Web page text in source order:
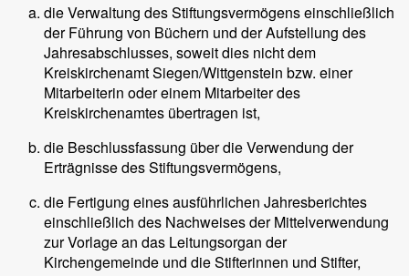
die Verwaltung des Stiftungsvermögens einschließlich
der Führung von Büchern und der Aufstellung des
Jahresabschlusses, soweit dies nicht dem
Kreiskirchenamt Siegen/Wittgenstein bzw. einer
Mitarbeiterin oder einem Mitarbeiter des
Kreiskirchenamtes übertragen ist,
die Beschlussfassung über die Verwendung der
Erträgnisse des Stiftungsvermögens,
die Fertigung eines ausführlichen Jahresberichtes
einschließlich des Nachweises der Mittelverwendung
zur Vorlage an das Leitungsorgan der
Kirchengemeinde und die Stifterinnen und Stifter,